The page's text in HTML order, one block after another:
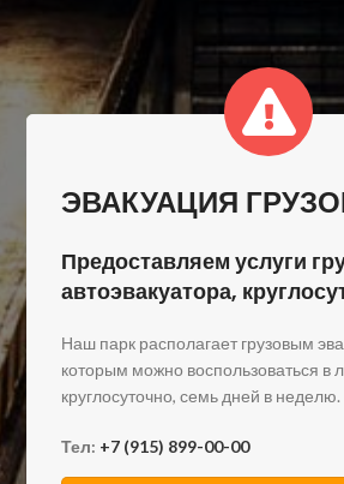
ЭВАКУАЦИЯ
Предоставляем услуги
автоэвакуатора,
Наш парк располагает грузовым
которым можно воспользоваться в
круглосуточно, семь дней в неделю.
Тел: +7 (915) 899-00-00